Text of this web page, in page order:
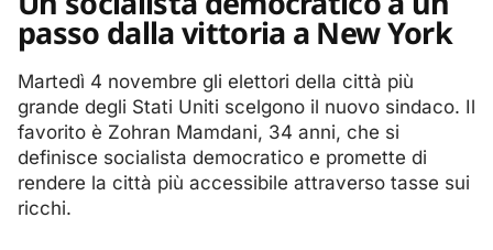
passo dalla vittoria a New York
Martedì 4 novembre gli elettori della città più
grande degli Stati Uniti scelgono il nuovo sindaco. Il
favorito è Zohran Mamdani, 34 anni, che si
definisce socialista democratico e promette di
rendere la città più accessibile attraverso tasse sui
ricchi.